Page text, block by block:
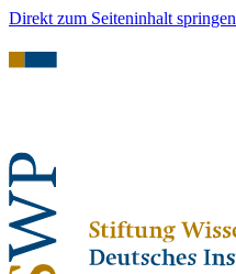
Direkt zum Seiteninhalt springen